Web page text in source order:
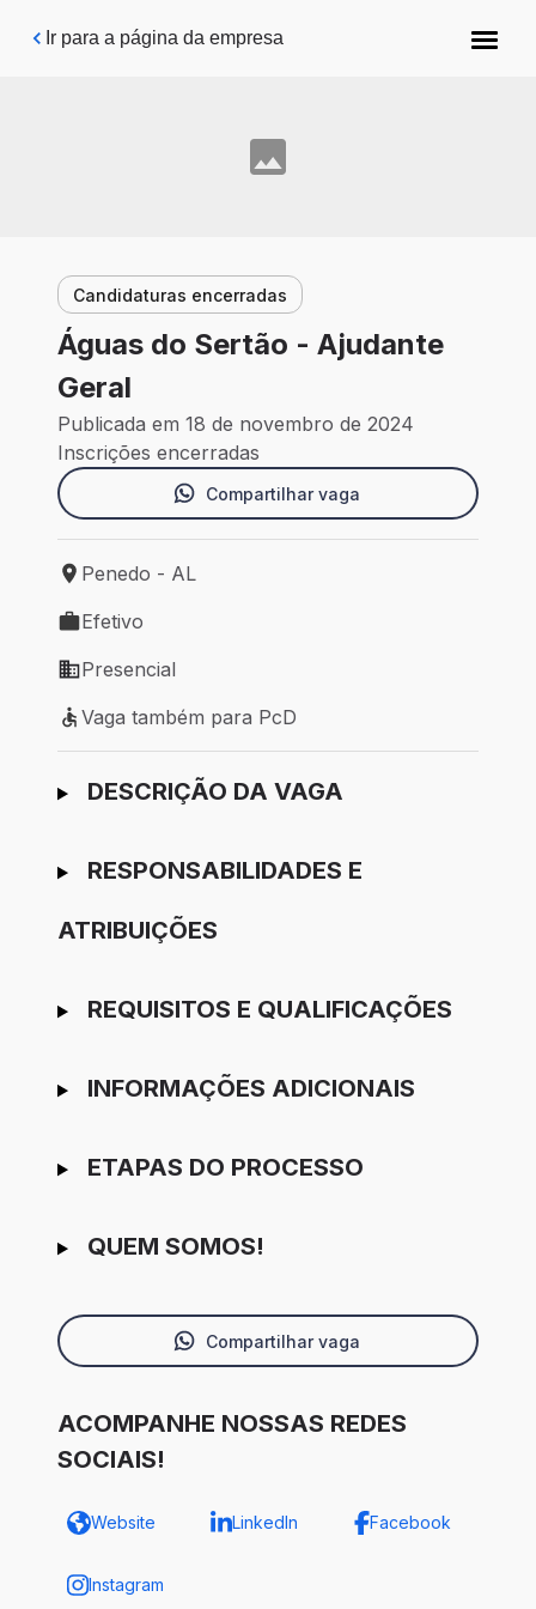
Pular para o conteúdo principal
Ir para a página da empresa
Candidaturas encerradas
Águas do Sertão - Ajudante
Geral
Publicada em 18 de novembro de 2024
Inscrições encerradas
Compartilhar vaga
Local de trabalho: Penedo - AL
Penedo - AL
Tipo de vaga: Efetivo
Efetivo
Modelo de trabalho: Presencial
Presencial
Vaga também para PcD
Vaga também para PcD
Ir para candidatura
DESCRIÇÃO DA VAGA
RESPONSABILIDADES E
ATRIBUIÇÕES
REQUISITOS E QUALIFICAÇÕES
INFORMAÇÕES ADICIONAIS
ETAPAS DO PROCESSO
QUEM SOMOS!
Compartilhar vaga
ACOMPANHE NOSSAS REDES
SOCIAIS!
Website LinkedIn Facebook
Instagram